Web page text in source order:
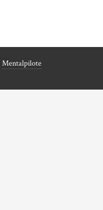
Mentalpilote